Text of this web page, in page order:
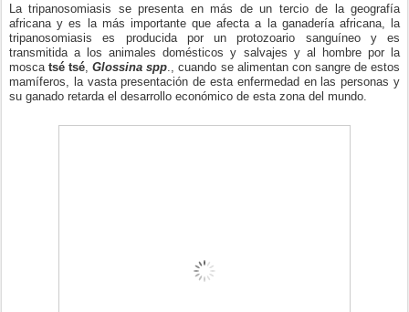
La tripanosomiasis se presenta en más de un tercio de la geografía
africana y es la más importante que afecta a la ganadería africana, la
tripanosomiasis es producida por un protozoario sanguíneo y es
transmitida a los animales domésticos y salvajes y al hombre por la
moscatsé tsé ,Glossina spp ., cuando se alimentan con sangre de estos
mamíferos, la vasta presentación de esta enfermedad en las personas y
su ganado retarda el desarrollo económico de esta zona del mundo.